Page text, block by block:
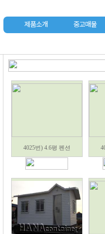
제품소개 중고매물
4025번) 4.6평 펜션